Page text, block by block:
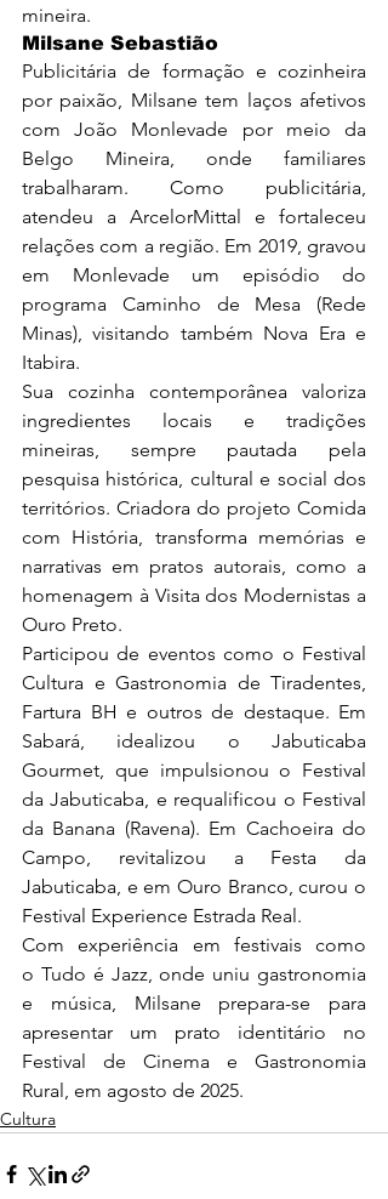
mineira.
Milsane Sebastião
Publicitária de formação e cozinheira
por paixão, Milsane tem laços afetivos
com João Monlevade por meio da
Belgo Mineira, onde familiares
trabalharam. Como publicitária,
atendeu a ArcelorMittal e fortaleceu
relações com a região. Em 2019, gravou
em Monlevade um episódio do
programa Caminho de Mesa (Rede
Minas), visitando também Nova Era e
Itabira.
Sua cozinha contemporânea valoriza
ingredientes locais e tradições
mineiras, sempre pautada pela
pesquisa histórica, cultural e social dos
territórios. Criadora do projeto Comida
com História, transforma memórias e
narrativas em pratos autorais, como a
homenagem à Visita dos Modernistas a
Ouro Preto.
Participou de eventos como o Festival
Cultura e Gastronomia de Tiradentes,
Fartura BH e outros de destaque. Em
Sabará, idealizou o Jabuticaba
Gourmet, que impulsionou o Festival
da Jabuticaba, e requalificou o Festival
da Banana (Ravena). Em Cachoeira do
Campo, revitalizou a Festa da
Jabuticaba, e em Ouro Branco, curou o
Festival Experience Estrada Real.
Com experiência em festivais como
o Tudo é Jazz, onde uniu gastronomia
e música, Milsane prepara-se para
apresentar um prato identitário no
Festival de Cinema e Gastronomia
Rural, em agosto de 2025.
Cultura